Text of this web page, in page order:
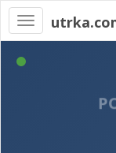
Toggle
navigation